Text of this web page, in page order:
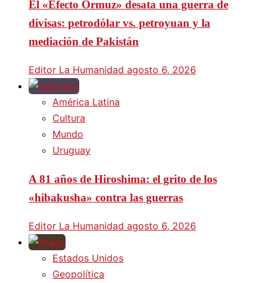
El «Efecto Ormuz» desata una guerra de
divisas: petrodólar vs. petroyuan y la
mediación de Pakistán
Editor La Humanidad agosto 6, 2026
América Latina
Cultura
Mundo
Uruguay
A 81 años de Hiroshima: el grito de los
«hibakusha» contra las guerras
Editor La Humanidad agosto 6, 2026
Estados Unidos
Geopolítica